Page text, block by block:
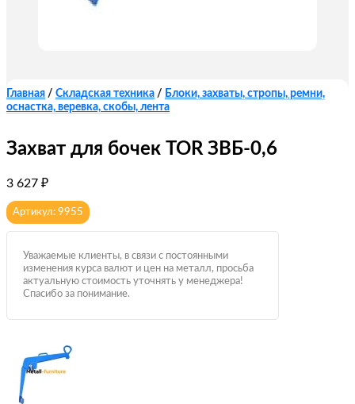
Главная / Складская техника / Блоки, захваты, стропы, ремни,
оснастка, веревка, скобы, лента
Захват для бочек TOR ЗВБ-0,6
3 627 ₽
Артикул: 9955
Уважаемые клиенты, в связи с постоянными
изменения курса валют и цен на металл, просьба
актуальную стоимость уточнять у менеджера!
Спасибо за понимание.